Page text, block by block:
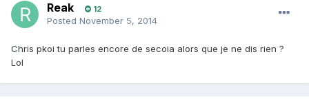
Reak 12
Posted November 5, 2014
Chris pkoi tu parles encore de secoia alors que je ne dis rien ?
Lol